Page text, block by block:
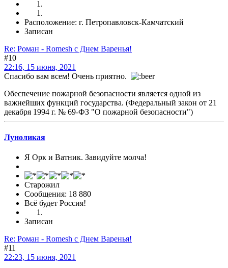
Расположение: г. Петропавловск-Камчатский
Записан
Re: Роман - Romesh с Днем Варенья!
#10
22:16, 15 июня, 2021
Спасибо вам всем! Очень приятно.
Обеспечение пожарной безопасности является одной из
важнейших функций государства. (Федеральный закон от 21
декабря 1994 г. № 69-ФЗ "О пожарной безопасности")
Луноликая
Я Орк и Ватник. Завидуйте молча!
Старожил
Сообщения: 18 880
Всё будет Россия!
Записан
Re: Роман - Romesh с Днем Варенья!
#11
22:23, 15 июня, 2021